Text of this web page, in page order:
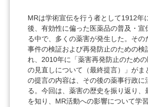
MRは学術宣伝を行う者として1912年
後、有効性に偏った医薬品の普及・宣
る中で、多くの薬害が発生した。その
事件の検証および再発防止のための検
れ、2010年に「薬害再発防止のため
の見直しについて（最終提言）」がま
の提言の内容は、その後の薬事行政に
る。今回は、薬害の歴史を振り返り、
を知り、MR活動への影響について学